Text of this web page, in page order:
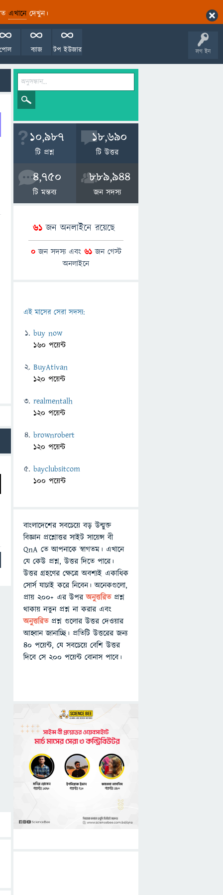
এখানেদেখুন।
লগ ইন
টপ ইউজার
ব্যাজ
পোল
10,987
টি প্রশ্ন
18,690
টি উত্তর
4,750
টি মন্তব্য
889,944
জন সদস্য
61 জন অনলাইনে রয়েছে
0জন সদস্য এবং 61জন গেস্ট
অনলাইনে
এই মাসের সেরা সদস্য:
buy now
160 পয়েন্ট
BuyAtivan
120 পয়েন্ট
realmentalh
120 পয়েন্ট
brownrobert
120 পয়েন্ট
bayclubsitcom
100 পয়েন্ট
বাংলাদেশের সবচেয়ে বড় উন্মুক্ত
বিজ্ঞান প্রশ্নোত্তর সাইট সায়েন্স বী
QnA তে আপনাকে স্বাগতম। এখানে
যে কেউ প্রশ্ন, উত্তর দিতে পারে।
উত্তর গ্রহণের ক্ষেত্রে অবশ্যই একাধিক
সোর্স যাচাই করে নিবেন। অনেকগুলো,
প্রায় ২০০+ এর উপরঅনুত্তরিতপ্রশ্ন
থাকায় নতুন প্রশ্ন না করার এবং
অনুত্তরিত প্রশ্ন গুলোর উত্তর দেওয়ার
আহ্বান জানাচ্ছি। প্রতিটি উত্তরের জন্য
৪০ পয়েন্ট, যে সবচেয়ে বেশি উত্তর
দিবে সে ২০০ পয়েন্ট বোনাস পাবে।